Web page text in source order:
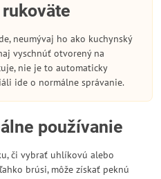
neumývaj ho ako kuchynský
vyschnúť otvorený na
nie je to automaticky
ide o normálne správanie.
používanie
či vybrať uhlíkovú alebo
brúsi, môže získať peknú